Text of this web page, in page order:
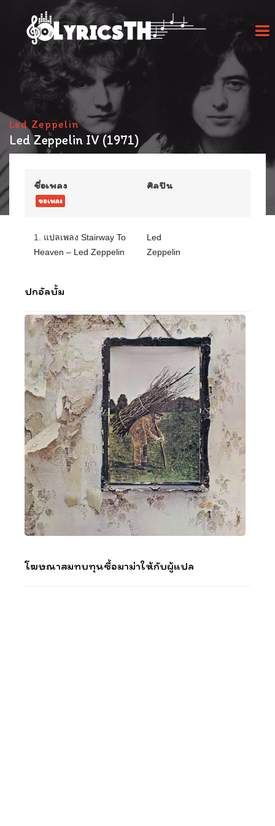
Led Zeppelin
Led Zeppelin IV (1971)
ชื่อเพลง
ขอเพลง
ศิลปิน
1. แปลเพลง Stairway To
Heaven – Led Zeppelin
Led
Zeppelin
ปกอัลบั้ม
โฆษณาสมทบทุนซื้อมาม่าให้กับผู้แปล